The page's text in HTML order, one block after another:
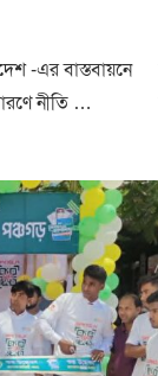
-এর বাস্তবায়নে
নীতি …